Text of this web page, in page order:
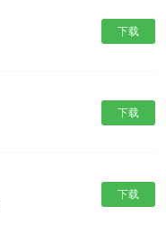
下载
下载
下载